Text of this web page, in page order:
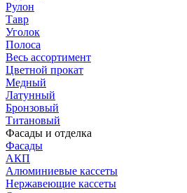
Рулон
Тавр
Уголок
Полоса
Весь ассортимент
Цветной прокат
Медный
Латунный
Бронзовый
Титановый
Фасады и отделка
Фасады
АКП
Алюминиевые кассеты
Нержавеющие кассеты